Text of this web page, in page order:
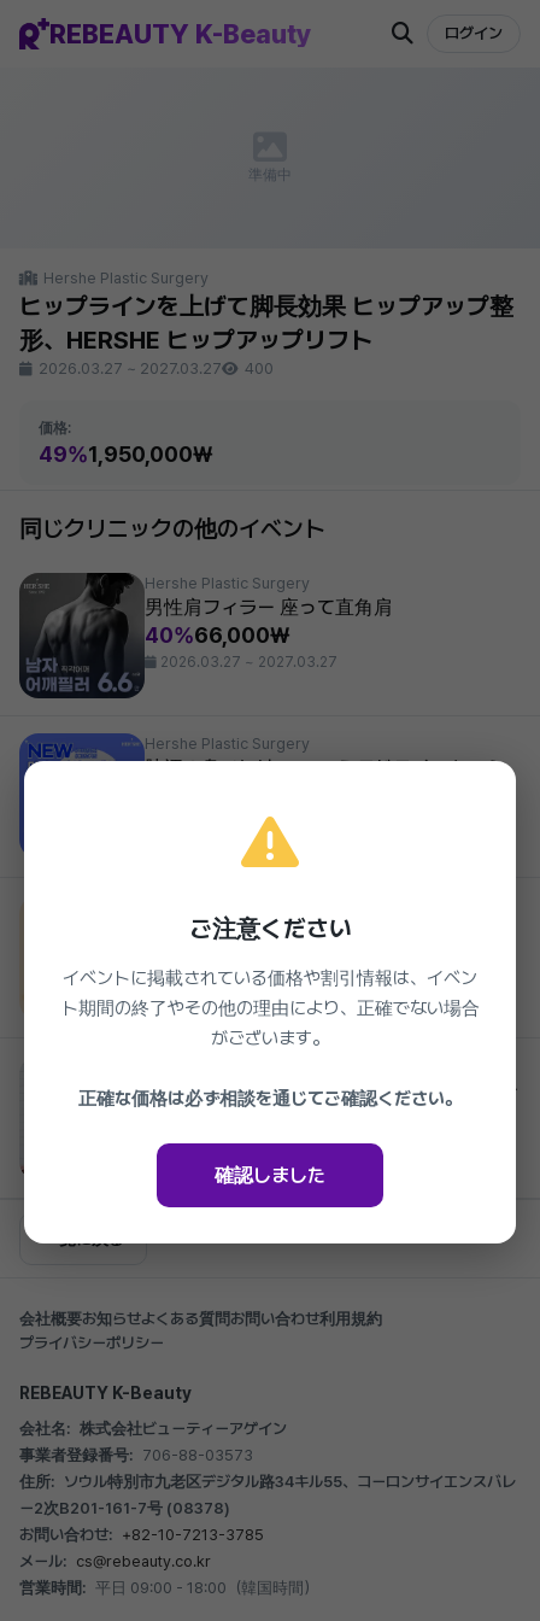
REBEAUTY K-Beauty ログイン
準備中
Hershe Plastic Surgery
ヒップラインを上げて脚長効果 ヒップアップ整
形、HERSHE ヒップアップリフト
2026.03.27 ~ 2027.03.27 400
価格:
49%1,950,000₩
同じクリニックの他のイベント
Hershe Plastic Surgery
男性肩フィラー 座って直角肩
40%66,000₩
2026.03.27 ~ 2027.03.27
Hershe Plastic Surgery
脇汗の臭いには ニュー ミラドライ フレッシ
1,980,000₩
2026.03.27 ~ 2027.03.27
自然なライン 二重 切開
2026.03.27 ~ 2027.03.27
脚の間が一直線にくっつくように 脚フィラー
2026.03.27 ~ 2027.03.27
会社概要お知らせよくある質問 お問い合わせ利用規約
プライバシーポリシー
REBEAUTY K-Beauty
会社名: 株式会社ビューティーアゲイン
事業者登録番号: 706-88-03573
住所: ソウル特別市九老区デジタル路34キル55、コーロンサイエンスバレ
ー2次B201-161-7号 (08378)
お問い合わせ: +82-10-7213-3785
メール: cs@rebeauty.co.kr
営業時間: 平日 09:00 - 18:00（韓国時間）
ご注意ください
イベントに掲載されている価格や割引情報は、イベン
ト期間の終了やその他の理由により、正確でない場合
がございます。
正確な価格は必ず相談を通じてご確認ください。
確認しました